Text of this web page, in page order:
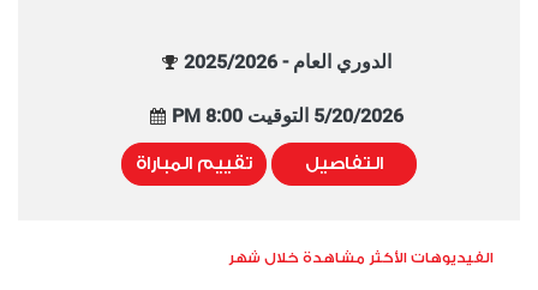
الدوري العام - 2025/2026
5/20/2026 التوقيت 8:00 PM
التفاصيل تقييم المباراة
الفيديوهات الأكثر مشاهدة خلال شهر